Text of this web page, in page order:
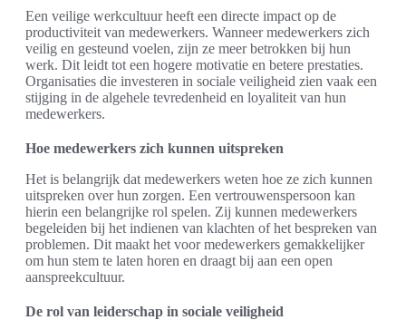
Een veilige werkcultuur heeft een directe impact op de
productiviteit van medewerkers. Wanneer medewerkers zich
veilig en gesteund voelen, zijn ze meer betrokken bij hun
werk. Dit leidt tot een hogere motivatie en betere prestaties.
Organisaties die investeren in sociale veiligheid zien vaak een
stijging in de algehele tevredenheid en loyaliteit van hun
medewerkers.
Hoe medewerkers zich kunnen uitspreken
Het is belangrijk dat medewerkers weten hoe ze zich kunnen
uitspreken over hun zorgen. Een vertrouwenspersoon kan
hierin een belangrijke rol spelen. Zij kunnen medewerkers
begeleiden bij het indienen van klachten of het bespreken van
problemen. Dit maakt het voor medewerkers gemakkelijker
om hun stem te laten horen en draagt bij aan een open
aanspreekcultuur.
De rol van leiderschap in sociale veiligheid